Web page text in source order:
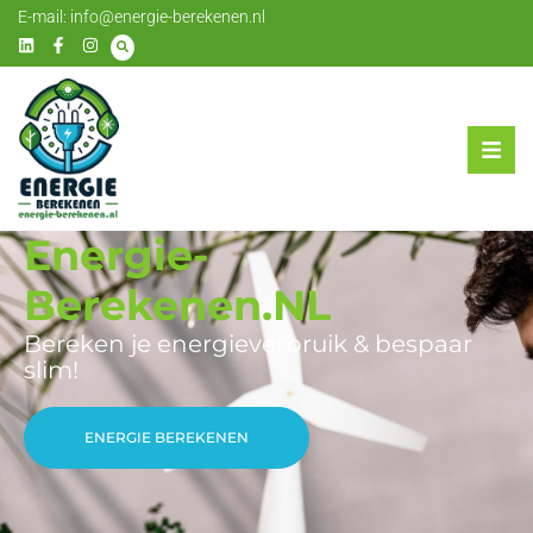
E-mail: info@energie-berekenen.nl
Energie-
Berekenen.NL
Bereken je energieverbruik & bespaar
slim!
ENERGIE BEREKENEN